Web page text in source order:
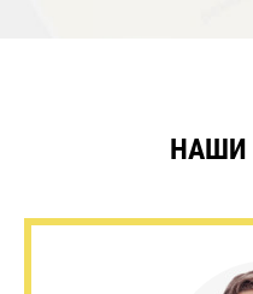
НАШИ